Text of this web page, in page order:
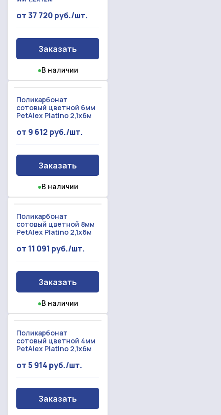
от 37 720 руб./шт.
Заказать
●В наличии
Поликарбонат
сотовый цветной 6мм
PetAlex Platino 2,1x6м
от 9 612 руб./шт.
Заказать
●В наличии
Поликарбонат
сотовый цветной 8мм
PetAlex Platino 2,1x6м
от 11 091 руб./шт.
Заказать
●В наличии
Поликарбонат
сотовый цветной 4мм
PetAlex Platino 2,1x6м
от 5 914 руб./шт.
Заказать